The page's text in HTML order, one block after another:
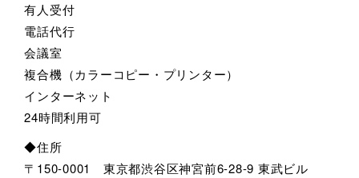
有人受付
電話代行
会議室
複合機（カラーコピー・プリンター）
インターネット
24時間利用可
◆住所
〒150-0001 東京都渋谷区神宮前6-28-9 東武ビル